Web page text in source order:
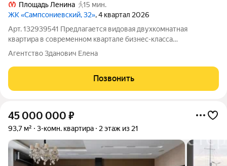
Площадь Ленина
15 мин.
ЖК «Сампсониевский, 32», 4 квартал 2026
Арт. 132939541 Предлагается видовая двухкомнатная
квартира в современном квартале бизнес-класса
«Сампсониевский, 32», расположенном в Выборгском районе,
в непосредственной близости от набережной Большой Невки
и Петроградской стороны. Почему вам
Агентство Зданович Елена
Позвонить
45 000 000 ₽
93,7 м² 3-комн. квартира 2 этаж из 21